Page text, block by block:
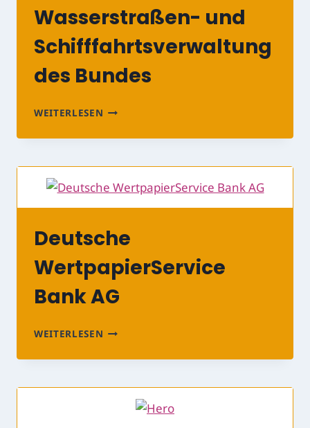
Wasserstraßen- und
Schifffahrtsverwaltung
des Bundes
WEITERLESEN WASSERSTRASSEN- U
CHIFFFAHRTSVERWALTUNG D
UNDES
Deutsche
WertpapierService
Bank AG
WEITERLESEN DEUTSCHE
BANK